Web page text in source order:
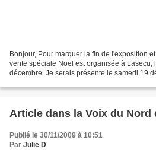
Bonjour, Pour marquer la fin de l'exposition
vente spéciale Noël est organisée à Lasecu,
décembre. Je serais présente le samedi 19
Article dans la Voix du Nord
Publié le 30/11/2009 à 10:51
Par Julie D